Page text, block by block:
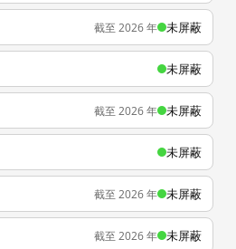
截至 2026 年 未屏蔽
未屏蔽
截至 2026 年 未屏蔽
未屏蔽
截至 2026 年 未屏蔽
截至 2026 年 未屏蔽